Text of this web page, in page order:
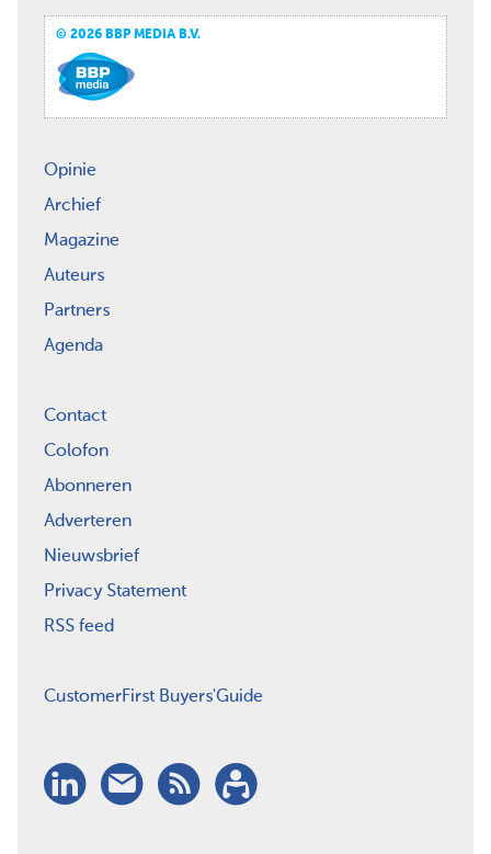
© 2026 BBP MEDIA B.V.
Opinie
Archief
Magazine
Auteurs
Partners
Agenda
Contact
Colofon
Abonneren
Adverteren
Nieuwsbrief
Privacy Statement
RSS feed
CustomerFirst Buyers'Guide
LinkedIn
Nieuwsbrief
RSSAbonneren